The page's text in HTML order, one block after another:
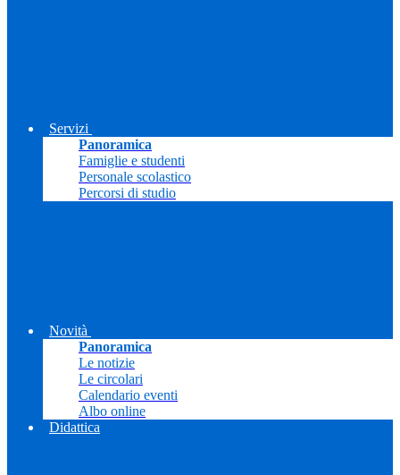
Servizi
Panoramica
Famiglie e studenti
Personale scolastico
Percorsi di studio
Novità
Panoramica
Le notizie
Le circolari
Calendario eventi
Albo online
Didattica